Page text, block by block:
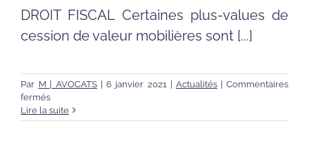
DROIT FISCAL Certaines plus-values de
cession de valeur mobilières sont [...]
Par M | AVOCATS 6 janvier 2021 Actualités
Commentaires
ferméssur
Avocat
Béziers
Lire la suite